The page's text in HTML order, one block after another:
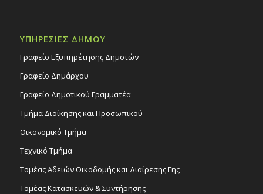
ΥΠΗΡΕΣΙΕΣ ΔΗΜΟΥ
Γραφείο Εξυπηρέτησης Δημοτών
Γραφείο Δημάρχου
Γραφείο Δημοτικού Γραμματέα
Τμήμα Διοίκησης και Προσωπικού
Οικονομικό Τμήμα
Τεχνικό Τμήμα
Τομέας Αδειών Οικοδομής και Διαίρεσης Γης
Τομέας Κατασκευών & Συντήρησης